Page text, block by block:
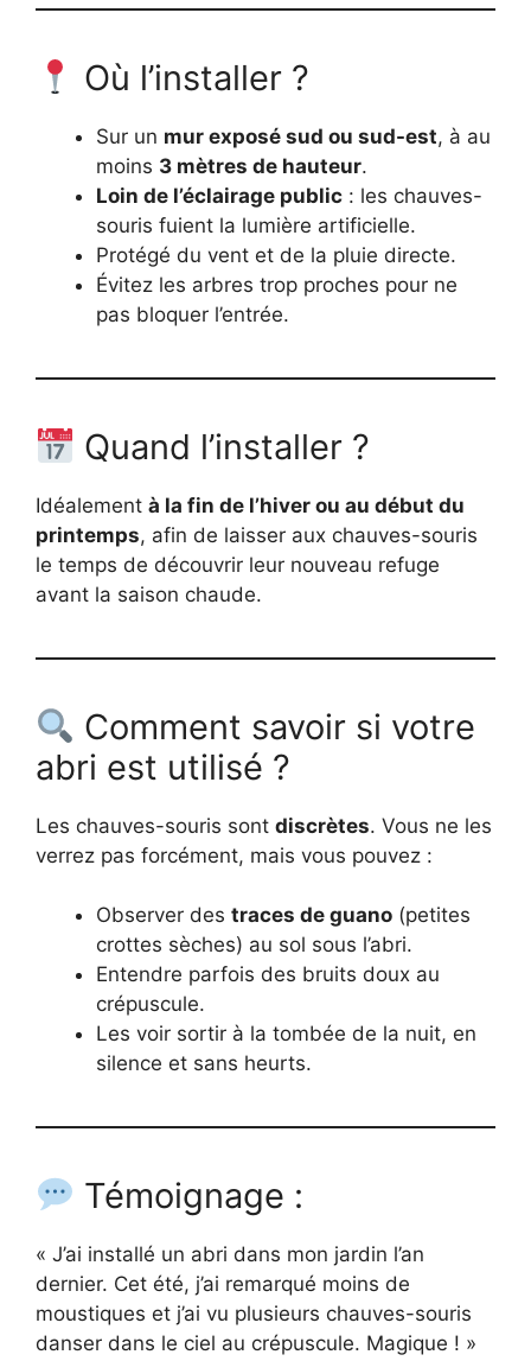
Où l’installer ?
Sur un mur exposé sud ou sud-est, à au
moins 3 mètres de hauteur.
Loin de l’éclairage public : les chauves-
souris fuient la lumière artificielle.
Protégé du vent et de la pluie directe.
Évitez les arbres trop proches pour ne
pas bloquer l’entrée.
Quand l’installer ?
Idéalement à la fin de l’hiver ou au début du
printemps, afin de laisser aux chauves-souris
le temps de découvrir leur nouveau refuge
avant la saison chaude.
Comment savoir si votre
abri est utilisé ?
Les chauves-souris sont discrètes. Vous ne les
verrez pas forcément, mais vous pouvez :
Observer des traces de guano (petites
crottes sèches) au sol sous l’abri.
Entendre parfois des bruits doux au
crépuscule.
Les voir sortir à la tombée de la nuit, en
silence et sans heurts.
Témoignage :
« J’ai installé un abri dans mon jardin l’an
dernier. Cet été, j’ai remarqué moins de
moustiques et j’ai vu plusieurs chauves-souris
danser dans le ciel au crépuscule. Magique ! »